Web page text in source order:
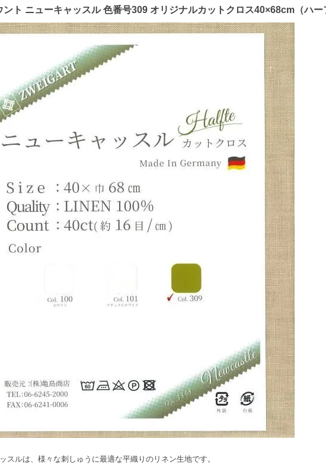
ト ニューキャッスル 色番号309 オリジナルカットクロス40×68cm（ハー
スルは、様々な刺しゅうに最適な平織りのリネン生地です。